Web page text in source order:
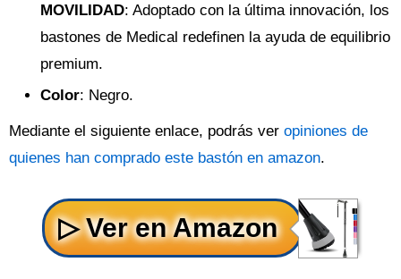
MOVILIDAD: Adoptado con la última innovación, los
bastones de Medical redefinen la ayuda de equilibrio
premium.
Color: Negro.
Mediante el siguiente enlace, podrás ver opiniones de
quienes han comprado este bastón en amazon.